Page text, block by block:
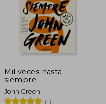
10%
dcto.
Mil veces hasta
siempre
John Green
(1)